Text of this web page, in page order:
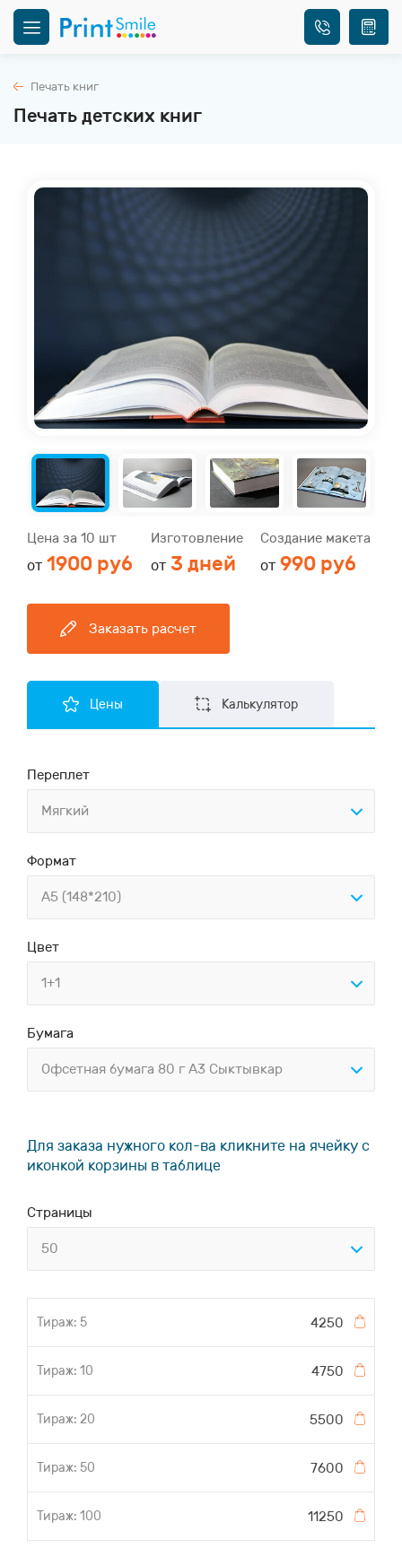
Печать книг
Печать детских книг
Цена за 10 шт
от 1900 руб
Изготовление
от3 дней
Создание макета
от 990 руб
Заказать расчет
Цены Калькулятор
Переплет
Мягкий
Формат
А5 (148*210)
Цвет
1+1
Бумага
Офсетная бумага 80 г А3 Сыктывкар
Для заказа нужного кол-ва кликните на ячейку с
иконкой корзины в таблице
Страницы
50
4250
4750
5500
7600
11250